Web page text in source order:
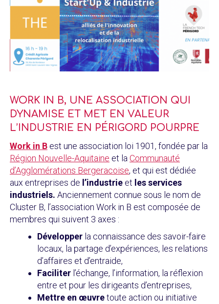
WORK IN B, UNE ASSOCIATION QUI
DYNAMISE ET MET EN VALEUR
L’INDUSTRIE EN PÉRIGORD POURPRE
Work in B est une association loi 1901, fondée par la
Région Nouvelle-Aquitaine et la Communauté
d’Agglomérations Bergeracoise, et qui est dédiée
aux entreprises de l’industrie et les services
industriels. Anciennement connue sous le nom de
Cluster B, l’association Work in B est composée de
membres qui suivent 3 axes :
Développer la connaissance des savoir-faire
locaux, la partage d’expériences, les relations
d’affaires et d’entraide,
Faciliter l’échange, l’information, la réflexion
entre et pour les dirigeants d’entreprises,
Mettre en œuvretoute action ou initiative